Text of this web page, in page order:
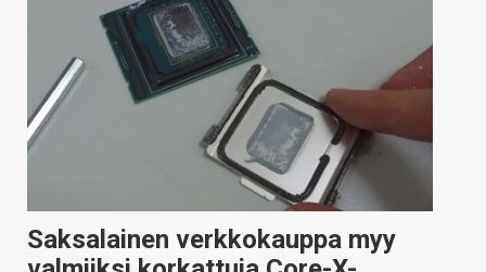
Saksalainen verkkokauppa myy